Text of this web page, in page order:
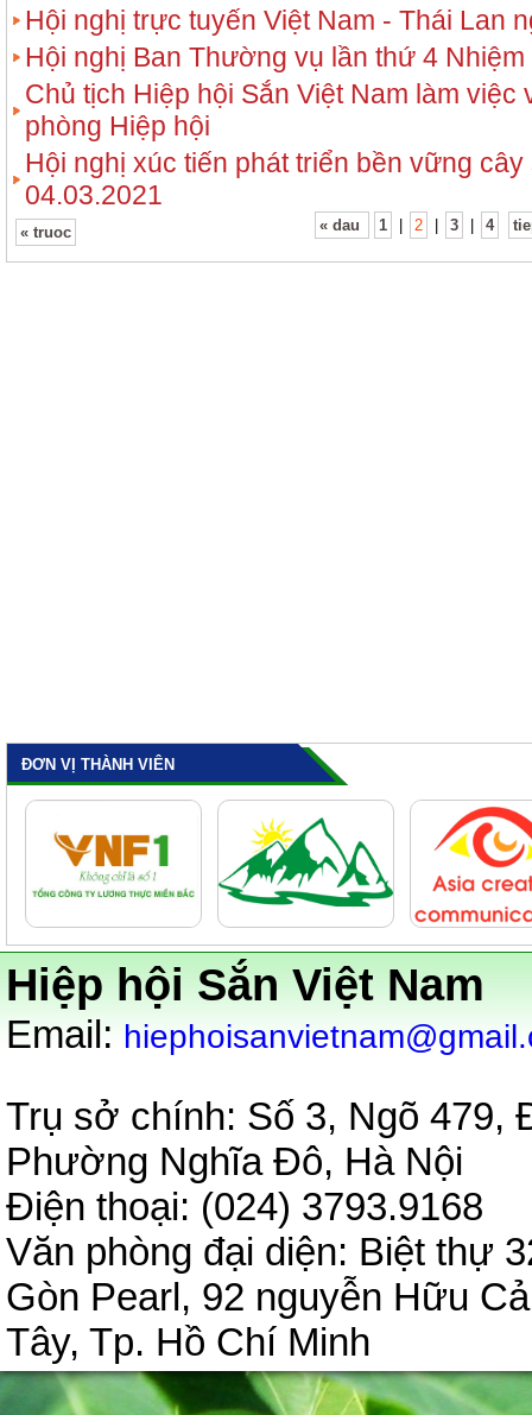
Hội nghị trực tuyến Việt Nam - Thái Lan
Hội nghị Ban Thường vụ lần thứ 4 Nhiệm
Chủ tịch Hiệp hội Sắn Việt Nam làm việc
phòng Hiệp hội
Hội nghị xúc tiến phát triển bền vững
04.03.2021
« dau
« truoc 1 2 3 4
ĐƠN VỊ THÀNH VIÊN
Hiệp hội Sắn Việt Nam
Email:
Trụ sở chính: Số 3, Ngõ 479,
Phường Nghĩa Đô, Hà Nội
Điện thoại: (024)
Văn phòng đại diện: Biệt thự
Gòn Pearl, 92 nguyễn Hữu
Tây, Tp. Hồ Chí Minh